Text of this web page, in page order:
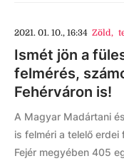
2021. 01. 10., 16:34 Zöld,
Ismét jön a
felmérés,
Fehérváron is!
A Magyar Madártani
is felméri a telelő
Fejér megyében 405